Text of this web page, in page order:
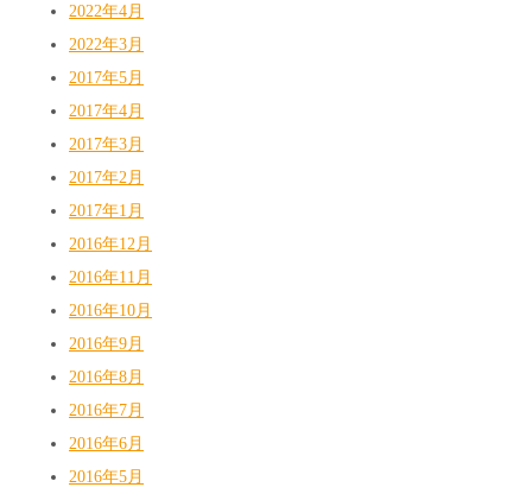
2022年4月
2022年3月
2017年5月
2017年4月
2017年3月
2017年2月
2017年1月
2016年12月
2016年11月
2016年10月
2016年9月
2016年8月
2016年7月
2016年6月
2016年5月